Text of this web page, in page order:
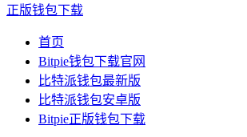
首页
Bitpie钱包下载官网
比特派钱包最新版
比特派钱包安卓版
Bitpie正版钱包下载